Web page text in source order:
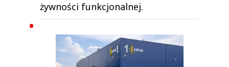
żywności funkcjonalnej.